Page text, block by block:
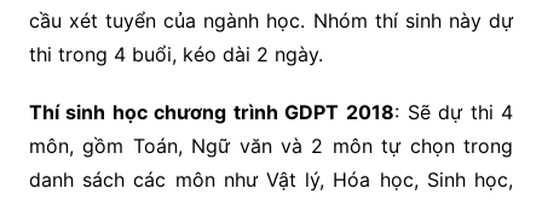
cầu xét tuyển của ngành học. Nhóm thí sinh này dự
thi trong 4 buổi, kéo dài 2 ngày.
Thí sinh học chương trình GDPT 2018: Sẽ dự thi 4
môn, gồm Toán, Ngữ văn và 2 môn tự chọn trong
danh sách các môn như Vật lý, Hóa học, Sinh học,